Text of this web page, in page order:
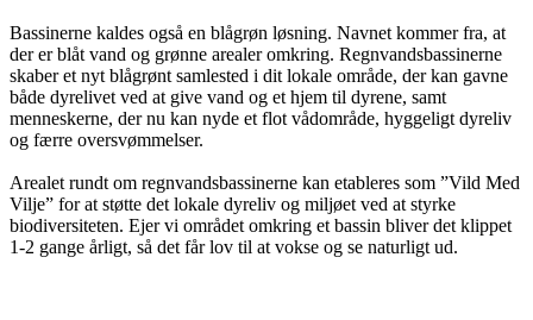
Bassinerne kaldes også en blågrøn løsning. Navnet kommer fra, at
der er blåt vand og grønne arealer omkring. Regnvandsbassinerne
skaber et nyt blågrønt samlested i dit lokale område, der kan gavne
både dyrelivet ved at give vand og et hjem til dyrene, samt
menneskerne, der nu kan nyde et flot vådområde, hyggeligt dyreliv
og færre oversvømmelser.
Arealet rundt om regnvandsbassinerne kan etableres som ”Vild Med
Vilje” for at støtte det lokale dyreliv og miljøet ved at styrke
biodiversiteten. Ejer vi området omkring et bassin bliver det klippet
1-2 gange årligt, så det får lov til at vokse og se naturligt ud.